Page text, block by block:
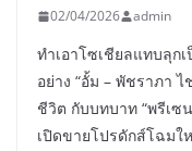
02/04/2026 admin
ทำเอาโซเชียลแทบลุก
อย่าง “อั้ม – พัชราภา
ชีวิต กับบทบาท “พรีเซ
เปิดขายโปรดักส์โฉมให